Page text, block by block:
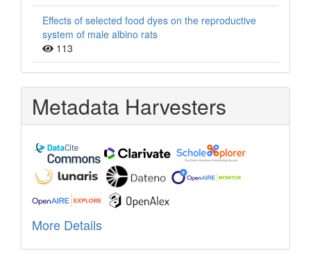
Effects of selected food dyes on the reproductive
system of male albino rats
113
Metadata Harvesters
More Details